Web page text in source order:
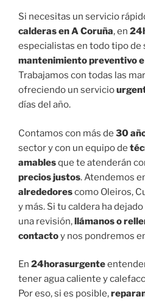
Si necesitas un servicio
calderas en A Coruña, en
especialistas en todo tipo de
mantenimiento preventivo
Trabajamos con todas las
ofreciendo un servicio
días del año.
Contamos con más de 30
sector y con un equipo de
amablesque te atenderán
precios justos. Atendemos
alrededorescomo Oleiros,
y más. Si tu caldera ha
una revisión,llámanos o
contactoy nos pondremos
En 24horasurgente
tener agua caliente y
Por eso, si es posible,